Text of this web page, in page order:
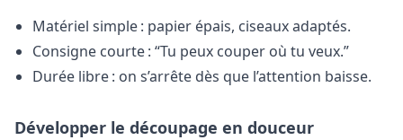
Matériel simple : papier épais, ciseaux adaptés.
Consigne courte : “Tu peux couper où tu veux.”
Durée libre : on s’arrête dès que l’attention baisse.
Développer le découpage en douceur